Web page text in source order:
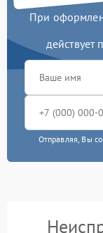
При
действует
Отправляя, Вы